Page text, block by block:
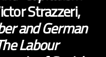
Strazzeri,
and German
Labour